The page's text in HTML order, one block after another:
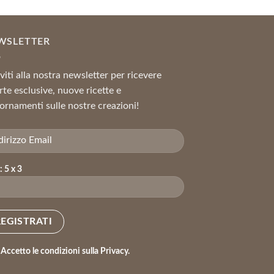
alla nostra newsletter per ricevere
esclusive, nuove ricette e
sulle nostre creazioni!
5 x 3
Accetto le condizioni sulla Privacy.